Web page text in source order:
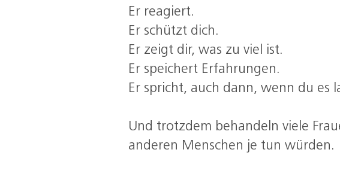
Er reagiert.
Er schützt dich.
Er zeigt dir, was zu viel ist.
Er speichert Erfahrungen.
Er spricht, auch dann, wenn du es
Und trotzdem behandeln viele
anderen Menschen je tun würden.